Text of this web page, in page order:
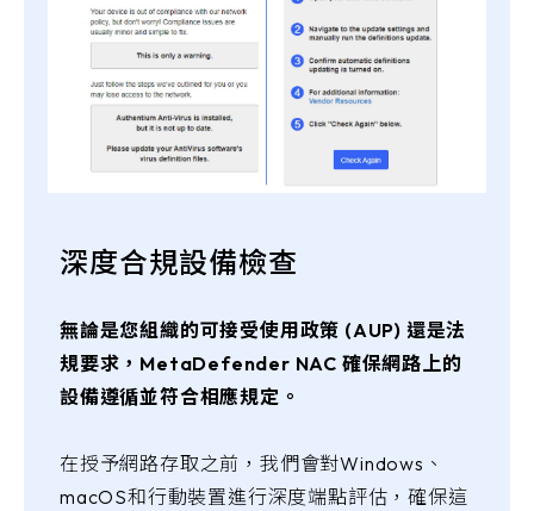
深度合規設備檢查
無論是您組織的可接受使用政策 (AUP) 還是法
規要求，MetaDefender NAC 確保網路上的
設備遵循並符合相應規定。
在授予網路存取之前，我們會對Windows、
macOS和行動裝置進行深度端點評估，確保這